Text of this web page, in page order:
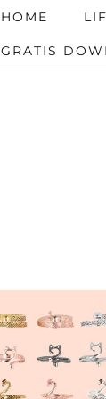
HOME
GRATIS